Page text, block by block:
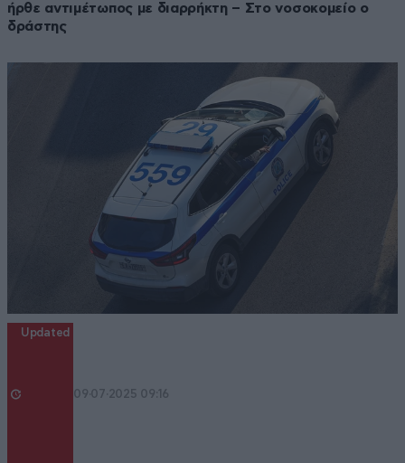
ήρθε αντιμέτωπος με διαρρήκτη – Στο νοσοκομείο ο
δράστης
Updated
09·07·2025 09:16